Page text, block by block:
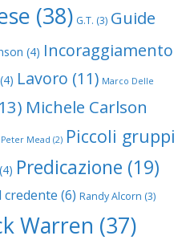
(38) G.T. (3) Guide
(4) Incoraggiamento
(4) Lavoro (11) Marco Delle
Michele Carlson
Peter Mead (2) Piccoli gruppi
(4) Predicazione (19)
credente (6) Randy Alcorn (3)
Warren (37)